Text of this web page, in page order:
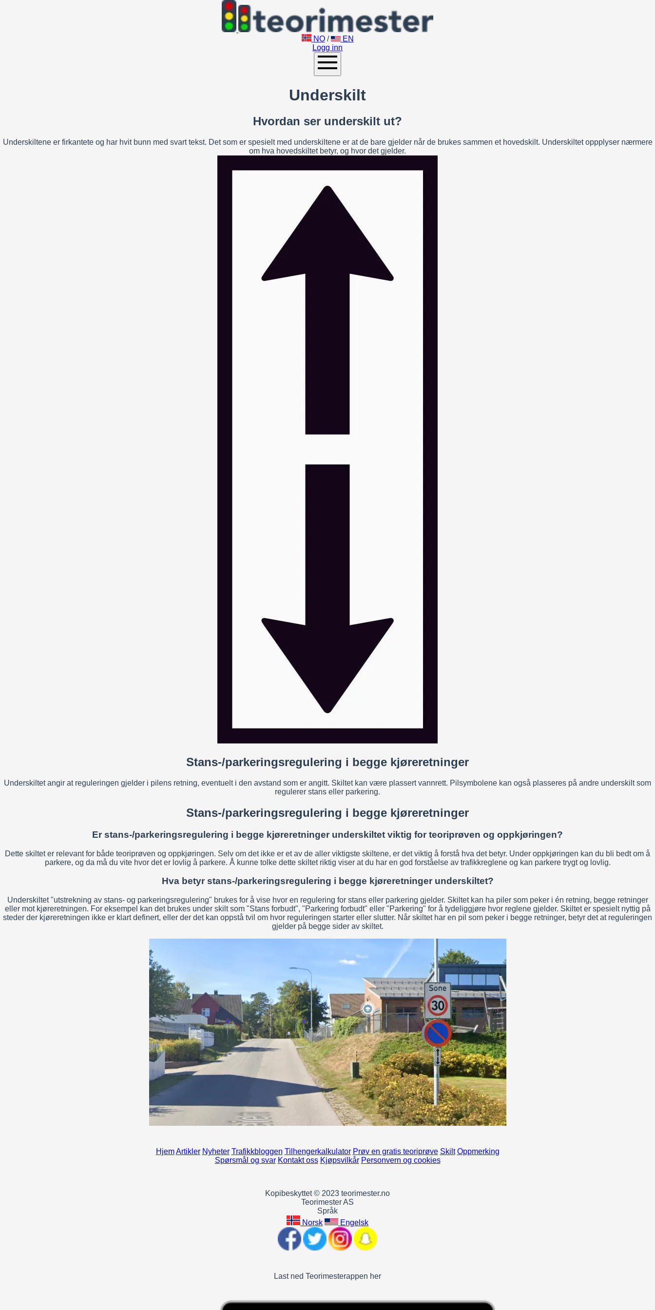
NO /
EN
Logg inn
Underskilt
Hvordan ser underskilt ut?
Underskiltene er firkantete og har hvit bunn med svart tekst. Det som er spesielt med underskiltene er at de bare gjelder når de brukes sammen et hovedskilt. Underskiltet oppplyser nærmere
om hva hovedskiltet betyr, og hvor det gjelder.
Stans-/parkeringsregulering i begge kjøreretninger
Underskiltet angir at reguleringen gjelder i pilens retning, eventuelt i den avstand som er angitt. Skiltet kan være plassert vannrett. Pilsymbolene kan også plasseres på andre underskilt som
regulerer stans eller parkering.
Stans-/parkeringsregulering i begge kjøreretninger
Er stans-/parkeringsregulering i begge kjøreretninger underskiltet viktig for teoriprøven og oppkjøringen?
Dette skiltet er relevant for både teoriprøven og oppkjøringen. Selv om det ikke er et av de aller viktigste skiltene, er det viktig å forstå hva det betyr. Under oppkjøringen kan du bli bedt om å
parkere, og da må du vite hvor det er lovlig å parkere. Å kunne tolke dette skiltet riktig viser at du har en god forståelse av trafikkreglene og kan parkere trygt og lovlig.
Hva betyr stans-/parkeringsregulering i begge kjøreretninger underskiltet?
Underskiltet "utstrekning av stans- og parkeringsregulering" brukes for å vise hvor en regulering for stans eller parkering gjelder. Skiltet kan ha piler som peker i én retning, begge retninger
eller mot kjøreretningen. For eksempel kan det brukes under skilt som "Stans forbudt", "Parkering forbudt" eller "Parkering" for å tydeliggjøre hvor reglene gjelder. Skiltet er spesielt nyttig på
steder der kjøreretningen ikke er klart definert, eller der det kan oppstå tvil om hvor reguleringen starter eller slutter. Når skiltet har en pil som peker i begge retninger, betyr det at reguleringen
gjelder på begge sider av skiltet.
Hjem Artikler Nyheter Trafikkbloggen Tilhengerkalkulator Prøv en gratis teoriprøve Skilt Oppmerking
Spørsmål og svar Kontakt oss Kjøpsvilkår Personvern og cookies
Kopibeskyttet © 2023 teorimester.no
Teorimester AS
Språk
Norsk
Engelsk
Last ned Teorimesterappen her